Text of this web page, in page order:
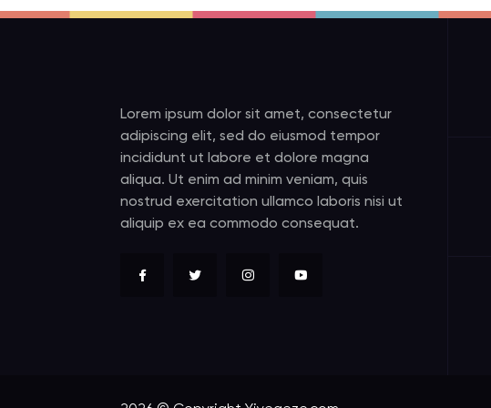
Lorem ipsum dolor sit amet, consectetur
adipiscing elit, sed do eiusmod tempor
incididunt ut labore et dolore magna
aliqua. Ut enim ad minim veniam, quis
nostrud exercitation ullamco laboris nisi ut
aliquip ex ea commodo consequat.